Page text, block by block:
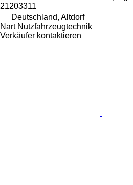
21203311
Deutschland, Altdorf
Nart Nutzfahrzeugtechnik
Verkäufer kontaktieren